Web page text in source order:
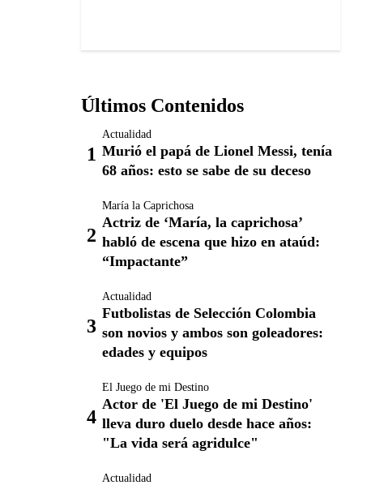
Últimos Contenidos
Actualidad
Murió el papá de Lionel Messi, tenía
68 años: esto se sabe de su deceso
María la Caprichosa
Actriz de ‘María, la caprichosa’
habló de escena que hizo en ataúd:
“Impactante”
Actualidad
Futbolistas de Selección Colombia
son novios y ambos son goleadores:
edades y equipos
El Juego de mi Destino
Actor de 'El Juego de mi Destino'
lleva duro duelo desde hace años:
"La vida será agridulce"
Actualidad